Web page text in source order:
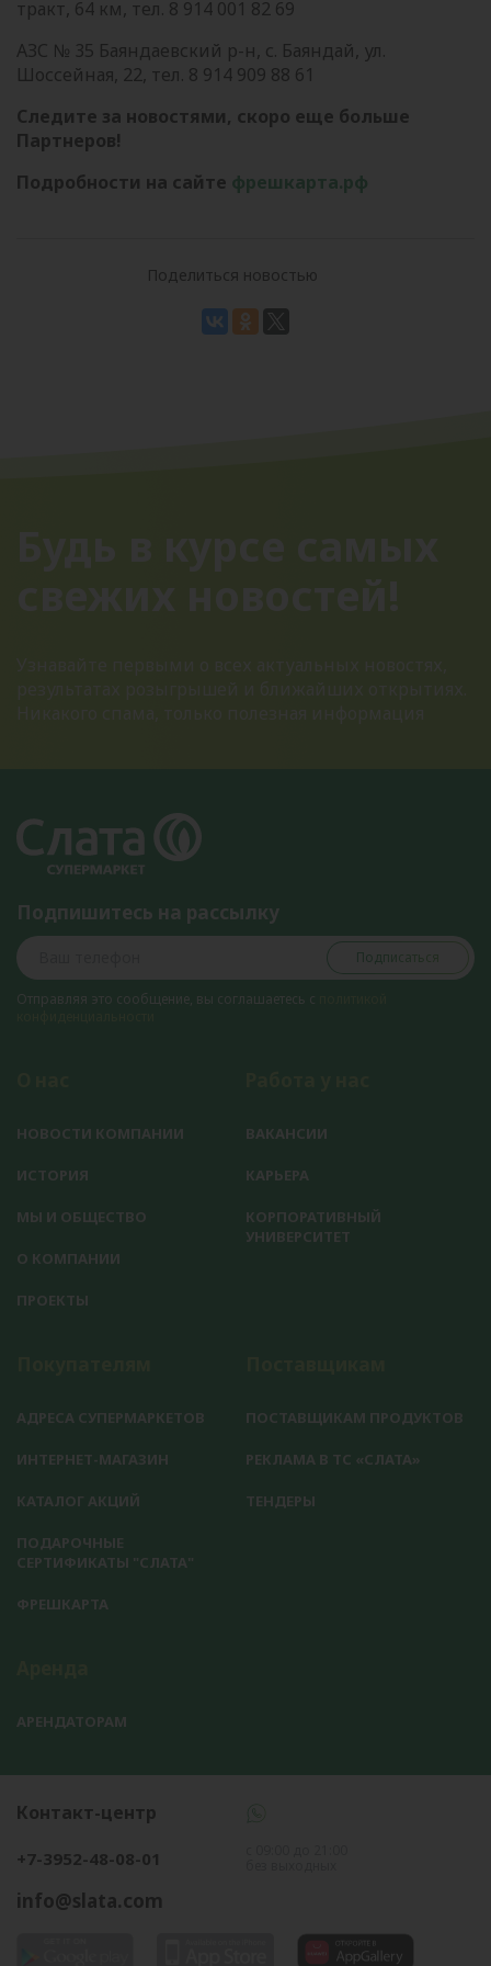
тракт, 64 км, тел. 8 914 001 82 69
АЗС № 35 Баяндаевский р-н, с. Баяндай, ул.
Шоссейная, 22, тел. 8 914 909 88 61
Следите за новостями, скоро еще больше
Партнеров!
Подробности на сайте фрешкарта.рф
Поделиться новостью
Подпишитесь на рассылку
Подписаться
Отправляя это сообщение, вы соглашаетесь с
НОВОСТИ КОМПАНИИ
ИСТОРИЯ
МЫ И ОБЩЕСТВО
О КОМПАНИИ
ПРОЕКТЫ
ВАКАНСИИ
КАРЬЕРА
КОРПОРАТИВНЫЙ
УНИВЕРСИТЕТ
АДРЕСА СУПЕРМАРКЕТОВ
ИНТЕРНЕТ-МАГАЗИН
КАТАЛОГ АКЦИЙ
ПОДАРОЧНЫЕ
СЕРТИФИКАТЫ "СЛАТА"
ФРЕШКАРТА
ПОСТАВЩИКАМ ПРОДУКТОВ
РЕКЛАМА В ТС «СЛАТА»
ТЕНДЕРЫ
АРЕНДАТОРАМ
Контакт-центр
+7-3952-48-08-01
info@slata.com